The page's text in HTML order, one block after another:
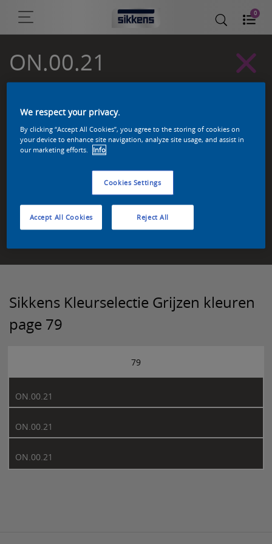
0
ON.00.21
Zoek een product in deze kleur
Sikkens Kleurselectie Grijzen kleuren
page 79
79
ON.00.21
ON.00.21
ON.00.21
We respect your privacy.
By clicking “Accept All Cookies”, you agree to the storing of cookies on
your device to enhance site navigation, analyze site usage, and assist in
our marketing efforts.
Info
Cookies Settings
Reject All
Accept All Cookies